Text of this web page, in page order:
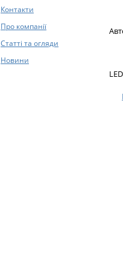
Контакти
Про компанії
Статті та огляди
Новини